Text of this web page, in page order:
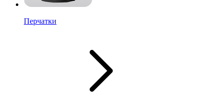
Перчатки